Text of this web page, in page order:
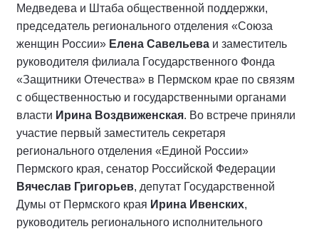
Медведева и Штаба общественной поддержки,
председатель регионального отделения «Союза
женщин России» Елена Савельева и заместитель
руководителя филиала Государственного Фонда
«Защитники Отечества» в Пермском крае по связям
с общественностью и государственными органами
власти Ирина Воздвиженская. Во встрече приняли
участие первый заместитель секретаря
регионального отделения «Единой России»
Пермского края, сенатор Российской Федерации
Вячеслав Григорьев, депутат Государственной
Думы от Пермского края Ирина Ивенских,
руководитель регионального исполнительного